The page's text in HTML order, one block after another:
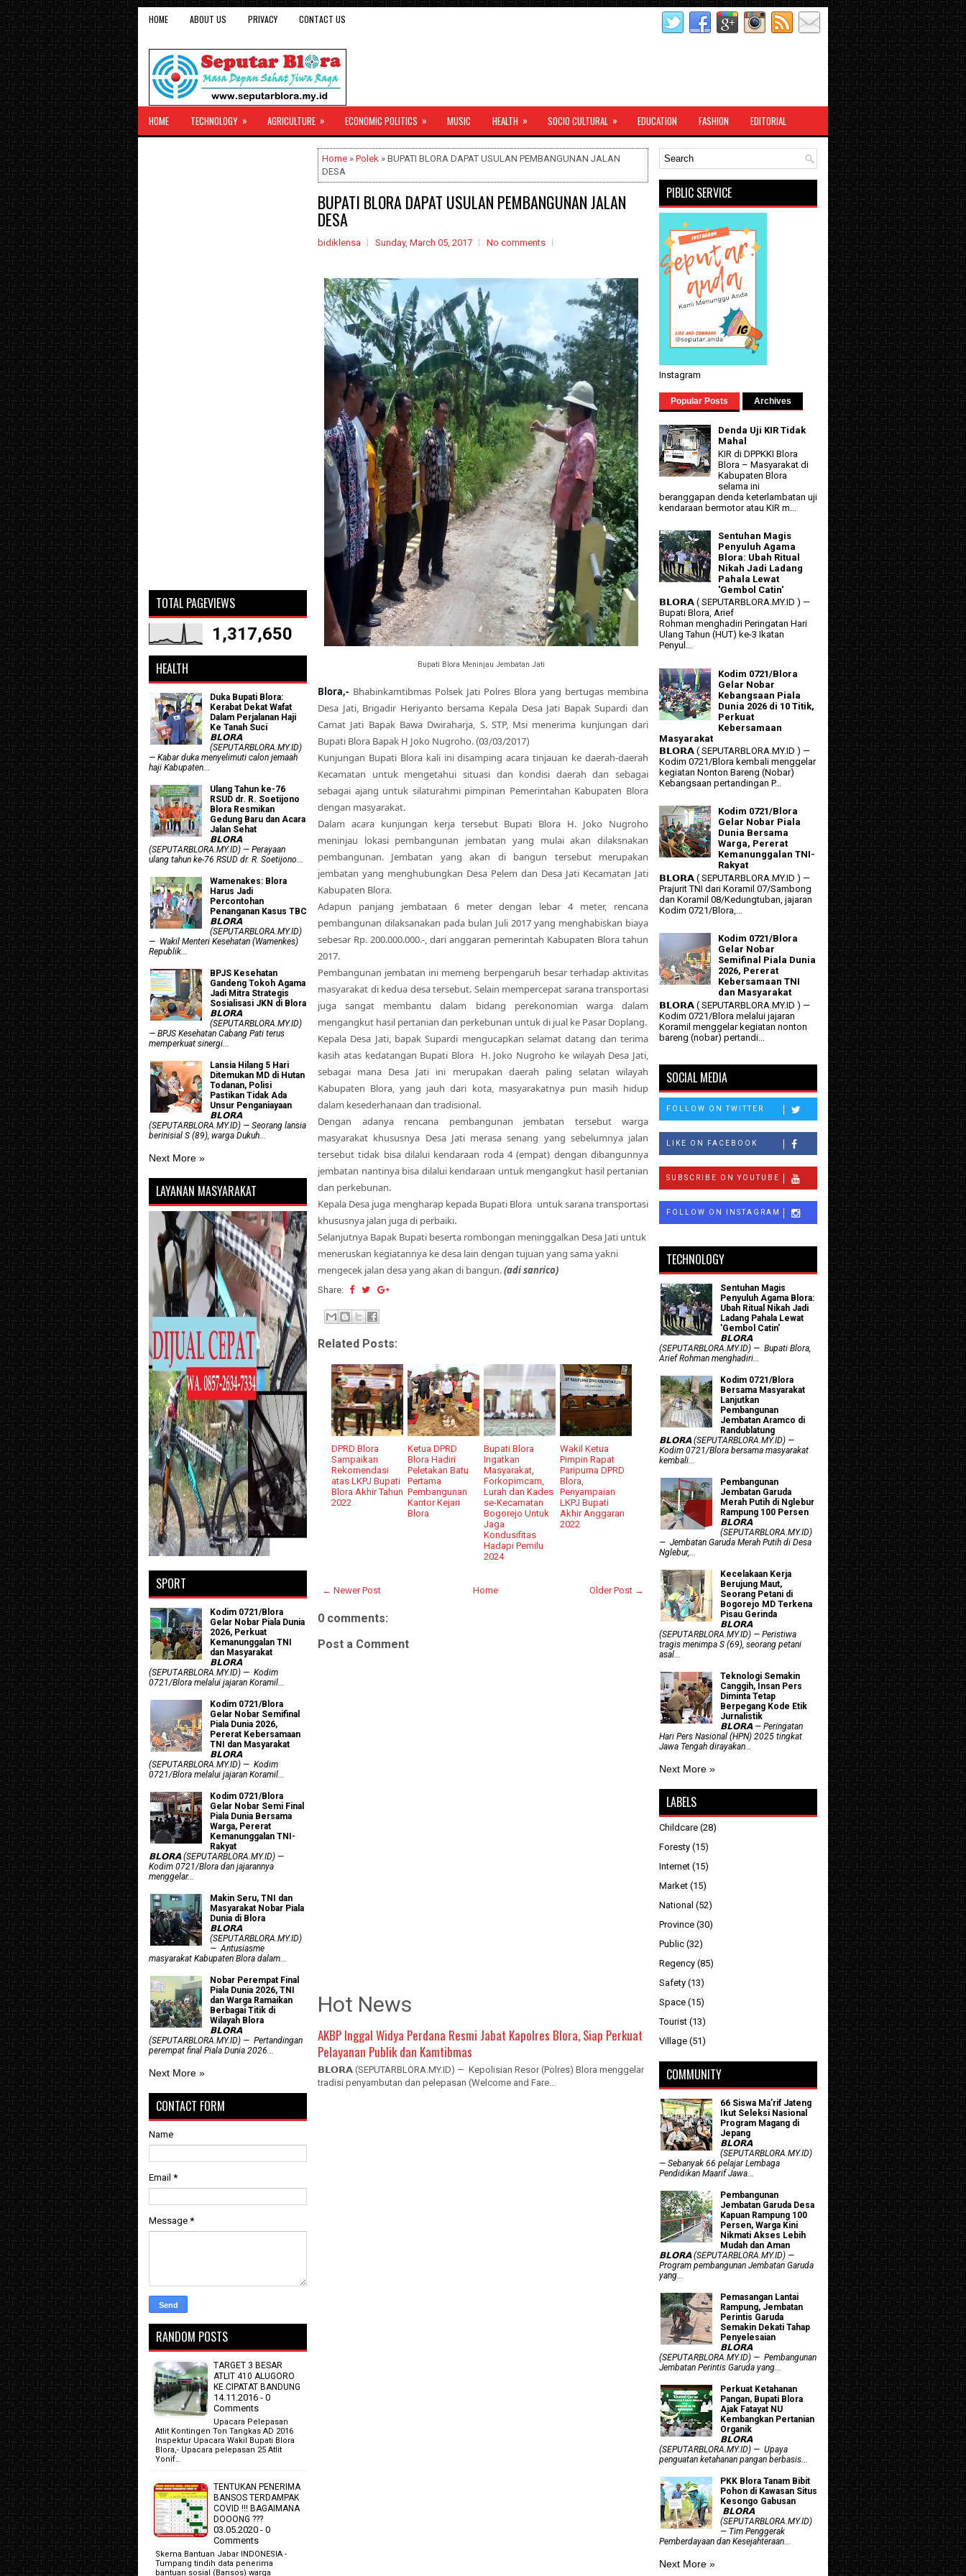
HOME ABOUT US PRIVACY CONTACT US
HOME TECHNOLOGY » AGRICULTURE » ECONOMIC POLITICS » MUSIC HEALTH » SOCIO CULTURAL » EDUCATION FASHION EDITORIAL
Home » Polek » BUPATI BLORA DAPAT USULAN PEMBANGUNAN JALAN
DESA
BUPATI BLORA DAPAT USULAN PEMBANGUNAN JALAN
DESA
bidiklensa Sunday, March 05, 2017 No comments
Bupati Blora Meninjau Jembatan Jati
Blora,- Bhabinkamtibmas Polsek Jati Polres Blora yang bertugas membina
Desa Jati, Brigadir Heriyanto bersama Kepala Desa Jati Bapak Supardi dan
Camat Jati Bapak Bawa Dwiraharja, S. STP, Msi menerima kunjungan dari
Bupati Blora Bapak H Joko Nugroho. (03/03/2017)
Kunjungan Bupati Blora kali ini disamping acara tinjauan ke daerah-daerah
Kecamatan untuk mengetahui situasi dan kondisi daerah dan sebagai
sebagai ajang untuk silaturahmi pimpinan Pemerintahan Kabupaten Blora
dengan masyarakat.
Dalam acara kunjungan kerja tersebut Bupati Blora H. Joko Nugroho
meninjau lokasi pembangunan jembatan yang mulai akan dilaksnakan
pembangunan. Jembatan yang akan di bangun tersebut merupakan
jembatan yang menghubungkan Desa Pelem dan Desa Jati Kecamatan Jati
Kabupaten Blora.
Adapun panjang jembataan 6 meter dengan lebar 4 meter, rencana
pembangunan dilaksanakan pada bulan Juli 2017 yang menghabiskan biaya
sebesar Rp. 200.000.000.-, dari anggaran pemerintah Kabupaten Blora tahun
2017.
Pembangunan jembatan ini memeng berpengaruh besar terhadap aktivitas
masyarakat di kedua desa tersebut. Selain mempercepat sarana transportasi
juga sangat membantu dalam bidang perekonomian warga dalam
mengangkut hasil pertanian dan perkebunan untuk di jual ke Pasar Doplang.
Kepala Desa Jati, bapak Supardi mengucapkan selamat datang dan terima
kasih atas kedatangan Bupati Blora H. Joko Nugroho ke wilayah Desa Jati,
sebagai mana Desa Jati ini merupakan daerah paling selatan wilayah
Kabupaten Blora, yang jauh dari kota, masyarakatnya pun masih hidup
dalam kesederhanaan dan tradisional.
Dengan adanya rencana pembangunan jembatan tersebut warga
masyarakat khususnya Desa Jati merasa senang yang sebelumnya jalan
tersebut tidak bisa dilalui kendaraan roda 4 (empat) dengan dibangunnya
jembatan nantinya bisa dilalui kendaraan untuk mengangkut hasil pertanian
dan perkebunan.
Kepala Desa juga mengharap kepada Bupati Blora untuk sarana transportasi
khususnya jalan juga di perbaiki.
Selanjutnya Bapak Bupati beserta rombongan meninggalkan Desa Jati untuk
meneruskan kegiatannya ke desa lain dengan tujuan yang sama yakni
mengecek jalan desa yang akan di bangun.(adi sanrico)
Share:
Related Posts:
DPRD Blora
Sampaikan
Rekomendasi
atas LKPJ Bupati
Blora Akhir Tahun
2022
Ketua DPRD
Blora Hadiri
Peletakan Batu
Pertama
Pembangunan
Kantor Kejari
Blora
Bupati Blora
Ingatkan
Masyarakat,
Forkopimcam,
Lurah dan Kades
se-Kecamatan
Bogorejo Untuk
Jaga
Kondusifitas
Hadapi Pemilu
2024
Wakil Ketua
Pimpin Rapat
Paripurna DPRD
Blora,
Penyampaian
LKPJ Bupati
Akhir Anggaran
2022
← Newer Post Older Post →
Home
0 comments:
Post a Comment
Hot News
AKBP Inggal Widya Perdana Resmi Jabat Kapolres Blora, Siap Perkuat
Pelayanan Publik dan Kamtibmas
𝗕𝗟𝗢𝗥𝗔 (SEPUTARBLORA.MY.ID) — Kepolisian Resor (Polres) Blora menggelar
tradisi penyambutan dan pelepasan (Welcome and Fare...
TOTAL PAGEVIEWS
1,317,650
HEALTH
Duka Bupati Blora:
Kerabat Dekat Wafat
Dalam Perjalanan Haji
Ke Tanah Suci
𝗕𝗟𝗢𝗥𝗔
(SEPUTARBLORA.MY.ID)
— Kabar duka menyelimuti calon jemaah
haji Kabupaten...
Ulang Tahun ke-76
RSUD dr. R. Soetijono
Blora Resmikan
Gedung Baru dan Acara
Jalan Sehat
𝗕𝗟𝗢𝗥𝗔
(SEPUTARBLORA.MY.ID) — Perayaan
ulang tahun ke-76 RSUD dr. R. Soetijono...
Wamenakes: Blora
Harus Jadi
Percontohan
Penanganan Kasus TBC
𝗕𝗟𝗢𝗥𝗔
(SEPUTARBLORA.MY.ID)
— Wakil Menteri Kesehatan (Wamenkes)
Republik...
BPJS Kesehatan
Gandeng Tokoh Agama
Jadi Mitra Strategis
Sosialisasi JKN di Blora
𝗕𝗟𝗢𝗥𝗔
(SEPUTARBLORA.MY.ID)
— BPJS Kesehatan Cabang Pati terus
memperkuat sinergi...
Lansia Hilang 5 Hari
Ditemukan MD di Hutan
Todanan, Polisi
Pastikan Tidak Ada
Unsur Penganiayaan
𝗕𝗟𝗢𝗥𝗔
(SEPUTARBLORA.MY.ID) — Seorang lansia
berinisial S (89), warga Dukuh...
Next More »
LAYANAN MASYARAKAT
SPORT
Kodim 0721/Blora
Gelar Nobar Piala Dunia
2026, Perkuat
Kemanunggalan TNI
dan Masyarakat
𝗕𝗟𝗢𝗥𝗔
(SEPUTARBLORA.MY.ID) — Kodim
0721/Blora melalui jajaran Koramil...
Kodim 0721/Blora
Gelar Nobar Semifinal
Piala Dunia 2026,
Pererat Kebersamaan
TNI dan Masyarakat
𝗕𝗟𝗢𝗥𝗔
(SEPUTARBLORA.MY.ID) — Kodim
0721/Blora melalui jajaran Koramil...
Kodim 0721/Blora
Gelar Nobar Semi Final
Piala Dunia Bersama
Warga, Pererat
Kemanunggalan TNI-
Rakyat
𝗕𝗟𝗢𝗥𝗔 (SEPUTARBLORA.MY.ID) —
Kodim 0721/Blora dan jajarannya
menggelar...
Makin Seru, TNI dan
Masyarakat Nobar Piala
Dunia di Blora
𝗕𝗟𝗢𝗥𝗔
(SEPUTARBLORA.MY.ID)
— Antusiasme
masyarakat Kabupaten Blora dalam...
Nobar Perempat Final
Piala Dunia 2026, TNI
dan Warga Ramaikan
Berbagai Titik di
Wilayah Blora
𝗕𝗟𝗢𝗥𝗔
(SEPUTARBLORA.MY.ID) — Pertandingan
perempat final Piala Dunia 2026...
Next More »
CONTACT FORM
Name
Email *
Message *
RANDOM POSTS
TARGET 3 BESAR
ATLIT 410 ALUGORO
KE CIPATAT BANDUNG
14.11.2016 - 0
Comments
Upacara Pelepasan
Atlit Kontingen Ton Tangkas AD 2016
Inspektur Upacara Wakil Bupati Blora
Blora,- Upacara pelepasan 25 Atlit
Yonif…
TENTUKAN PENERIMA
BANSOS TERDAMPAK
COVID !!! BAGAIMANA
DOOONG ???
03.05.2020 - 0
Comments
Skema Bantuan Jabar INDONESIA -
Tumpang tindih data penerima
bantuan sosial (Bansos) warga
PIBLIC SERVICE
Instagram
Popular Posts Archives
Denda Uji KIR Tidak
Mahal
KIR di DPPKKI Blora
Blora – Masyarakat di
Kabupaten Blora
selama ini
beranggapan denda keterlambatan uji
kendaraan bermotor atau KIR m...
Sentuhan Magis
Penyuluh Agama
Blora: Ubah Ritual
Nikah Jadi Ladang
Pahala Lewat
'Gembol Catin'
𝗕𝗟𝗢𝗥𝗔 ( SEPUTARBLORA.MY.ID ) —
Bupati Blora, Arief
Rohman menghadiri Peringatan Hari
Ulang Tahun (HUT) ke-3 Ikatan
Penyul...
Kodim 0721/Blora
Gelar Nobar
Kebangsaan Piala
Dunia 2026 di 10 Titik,
Perkuat
Kebersamaan
Masyarakat
𝗕𝗟𝗢𝗥𝗔 ( SEPUTARBLORA.MY.ID ) —
Kodim 0721/Blora kembali menggelar
kegiatan Nonton Bareng (Nobar)
Kebangsaan pertandingan P...
Kodim 0721/Blora
Gelar Nobar Piala
Dunia Bersama
Warga, Pererat
Kemanunggalan TNI-
Rakyat
𝗕𝗟𝗢𝗥𝗔 ( SEPUTARBLORA.MY.ID ) —
Prajurit TNI dari Koramil 07/Sambong
dan Koramil 08/Kedungtuban, jajaran
Kodim 0721/Blora,...
Kodim 0721/Blora
Gelar Nobar
Semifinal Piala Dunia
2026, Pererat
Kebersamaan TNI
dan Masyarakat
𝗕𝗟𝗢𝗥𝗔 ( SEPUTARBLORA.MY.ID ) —
Kodim 0721/Blora melalui jajaran
Koramil menggelar kegiatan nonton
bareng (nobar) pertandi...
SOCIAL MEDIA
FOLLOW ON TWITTER
LIKE ON FACEBOOK
SUBSCRIBE ON YOUTUBE
FOLLOW ON INSTAGRAM
TECHNOLOGY
Sentuhan Magis
Penyuluh Agama Blora:
Ubah Ritual Nikah Jadi
Ladang Pahala Lewat
'Gembol Catin'
𝗕𝗟𝗢𝗥𝗔
(SEPUTARBLORA.MY.ID) — Bupati Blora,
Arief Rohman menghadiri...
Kodim 0721/Blora
Bersama Masyarakat
Lanjutkan
Pembangunan
Jembatan Aramco di
Randublatung
𝗕𝗟𝗢𝗥𝗔 (SEPUTARBLORA.MY.ID) —
Kodim 0721/Blora bersama masyarakat
kembali...
Pembangunan
Jembatan Garuda
Merah Putih di Nglebur
Rampung 100 Persen
𝗕𝗟𝗢𝗥𝗔
(SEPUTARBLORA.MY.ID)
— Jembatan Garuda Merah Putih di Desa
Nglebur,...
Kecelakaan Kerja
Berujung Maut,
Seorang Petani di
Bogorejo MD Terkena
Pisau Gerinda
𝗕𝗟𝗢𝗥𝗔
(SEPUTARBLORA.MY.ID) — Peristiwa
tragis menimpa S (69), seorang petani
asal...
Teknologi Semakin
Canggih, Insan Pers
Diminta Tetap
Berpegang Kode Etik
Jurnalistik
𝗕𝗟𝗢𝗥𝗔 — Peringatan
Hari Pers Nasional (HPN) 2025 tingkat
Jawa Tengah dirayakan...
Next More »
LABELS
Childcare (28)
Foresty (15)
Internet (15)
Market (15)
National (52)
Province (30)
Public (32)
Regency (85)
Safety (13)
Space (15)
Tourist (13)
Village (51)
COMMUNITY
66 Siswa Ma’rif Jateng
Ikut Seleksi Nasional
Program Magang di
Jepang
𝗕𝗟𝗢𝗥𝗔
(SEPUTARBLORA.MY.ID)
— Sebanyak 66 pelajar Lembaga
Pendidikan Maarif Jawa...
Pembangunan
Jembatan Garuda Desa
Kapuan Rampung 100
Persen, Warga Kini
Nikmati Akses Lebih
Mudah dan Aman
𝗕𝗟𝗢𝗥𝗔 (SEPUTARBLORA.MY.ID) —
Program pembangunan Jembatan Garuda
yang...
Pemasangan Lantai
Rampung, Jembatan
Perintis Garuda
Semakin Dekati Tahap
Penyelesaian
𝗕𝗟𝗢𝗥𝗔
(SEPUTARBLORA.MY.ID) — Pembangunan
Jembatan Perintis Garuda yang...
​Perkuat Ketahanan
Pangan, Bupati Blora
Ajak Fatayat NU
Kembangkan Pertanian
Organik
𝗕𝗟𝗢𝗥𝗔
(SEPUTARBLORA.MY.ID) — Upaya
penguatan ketahanan pangan berbasis...
PKK Blora Tanam Bibit
Pohon di Kawasan Situs
Kesongo Gabusan
‎ 𝗕𝗟𝗢𝗥𝗔
(SEPUTARBLORA.MY.ID)
— Tim Penggerak
Pemberdayaan dan Kesejahteraan...
Next More »